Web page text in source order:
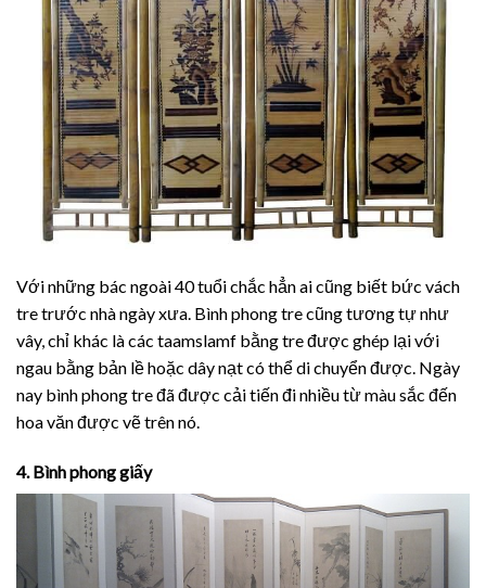
Với những bác ngoài 40 tuổi chắc hẳn ai cũng biết bức vách
tre trước nhà ngày xưa. Bình phong tre cũng tương tự như
vây, chỉ khác là các taamslamf bằng tre được ghép lại với
ngau bằng bản lề hoặc dây nạt có thể di chuyển được. Ngày
nay bình phong tre đã được cải tiến đi nhiều từ màu sắc đến
hoa văn được vẽ trên nó.
4. Bình phong giấy